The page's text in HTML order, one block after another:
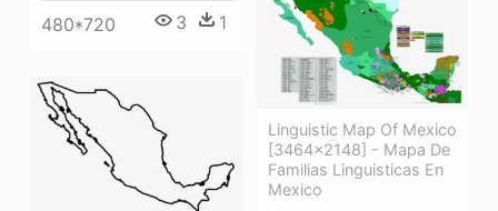
480*720 3 1
Linguistic Map Of Mexico
[3464×2148] - Mapa De
Familias Linguisticas En
Mexico